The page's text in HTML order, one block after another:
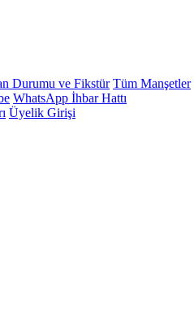
Durumu ve Fikstür Tüm Manşetler
WhatsApp İhbar Hattı
Üyelik Girişi